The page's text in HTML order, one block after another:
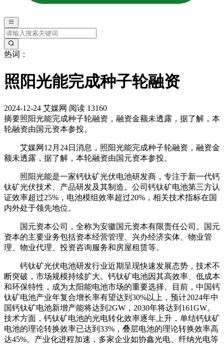
热词：
照阳光能完成种子轮融资
2024-12-24 艾媒网 阅读 13160
摘要照阳光能完成种子轮融资，融资金额未透露，据了解，本
轮融资由国元资本参投。
艾媒网12月24日消息，照阳光能完成种子轮融资，融资金
额未透露，据了解，本轮融资由国元资本参投。
照阳光能是一家钙钛矿光伏电池研发商，专注于新一代钙
钛矿光伏技术、产品研发及其制造。公司钙钛矿电池第三方认
证效率超过25%，电池模组效率超过20%，相关技术指标在国
内外处于领先地位。
‌国元资本公司‌，全称为安徽国元资本有限责任公司。国元
资本的主要业务包括资本经营管理、兴办经济实体、物业管
理、物业代理、投资咨询服务和房屋租赁等。
钙钛矿光伏电池研发行业近期呈现快速发展态势，技术不
断突破，市场规模持续扩大。钙钛矿电池因其高效率、低成本
和环保特性，成为太阳能电池市场的重要选择。目前，中国钙
钛矿电池产业年复合增长率有望达到30%以上，预计2024年中
国钙钛矿电池新增产能将达到2GW，2030年将达到161GW。
技术方面，钙钛矿电池的光电转化效率逐年上升，单结钙钛矿
电池的理论转换效率已达到33%，叠层电池的理论转换效率高
达45%。产业化进程加速，多家企业如协鑫光电、纤纳光电等